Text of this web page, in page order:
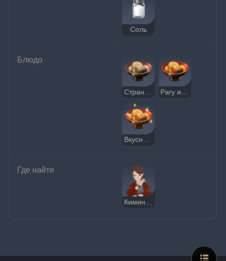
Соль
Блюдо
Вкусное рагу из редиса и рыбы
Где найти